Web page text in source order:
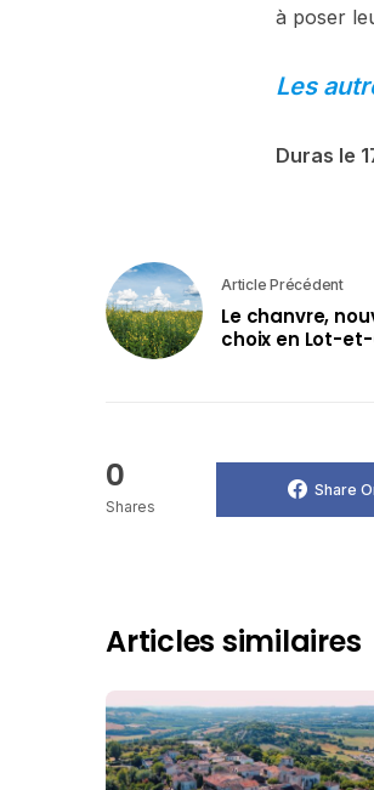
à poser
Les
Duras le
Article Précédent
Le chanvre,
choix en Lot-
0
Shares
Share
Articles similaires